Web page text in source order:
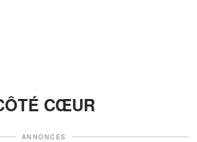
CŒUR
ANNONCES